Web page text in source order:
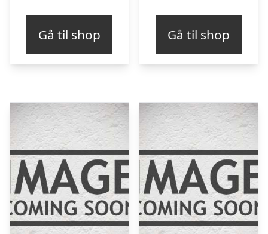
Gå til shop Gå til shop